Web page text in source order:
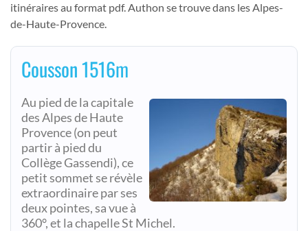
itinéraires au format pdf. Authon se trouve dans les Alpes-
de-Haute-Provence.
Cousson 1516m
Au pied de la capitale
des Alpes de Haute
Provence (on peut
partir à pied du
Collège Gassendi), ce
petit sommet se révèle
extraordinaire par ses
deux pointes, sa vue à
360°, et la chapelle St Michel.